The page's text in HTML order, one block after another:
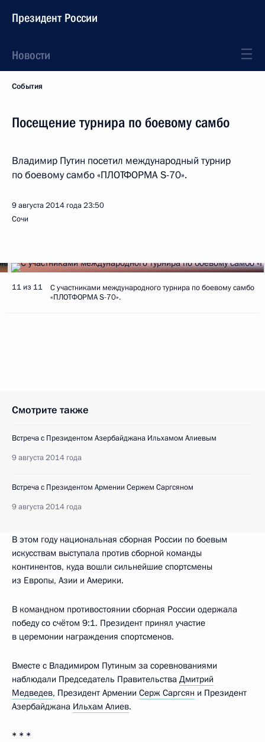
Президент России
Новости
События
Посещение турнира по боевому самбо
Владимир Путин посетил международный турнир
по боевому самбо «ПЛОТФОРМА S-70».
9 августа 2014 года23:50
Сочи
11 из 11
С участниками международного турнира по боевому самбо
«ПЛОТФОРМА S-70».
Смотрите также
Встреча с Президентом Азербайджана Ильхамом Алиевым
9 августа 2014 года
Встреча с Президентом Армении Сержем Саргсяном
9 августа 2014 года
В этом году национальная сборная России по боевым
искусствам выступала против сборной команды
континентов, куда вошли сильнейшие спортсмены
из Европы, Азии и Америки.
В командном противостоянии сборная России одержала
победу со счётом 9:1. Президент принял участие
в церемонии награждения спортсменов.
Вместе с Владимиром Путиным за соревнованиями
наблюдали Председатель Правительства Дмитрий
Медведев, Президент Армении Серж Саргсян и Президент
Азербайджана Ильхам Алиев.
* * *